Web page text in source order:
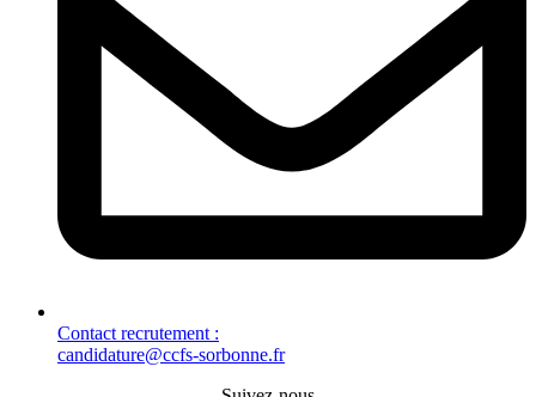
Contact recrutement :
candidature@ccfs-sorbonne.fr